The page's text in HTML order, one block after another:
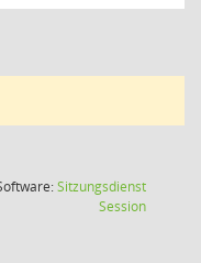
Sitzungsdienst
Session(Wird in